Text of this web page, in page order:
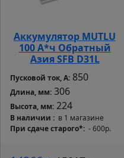
Аккумулятор MUTLU
100 А*ч Обратный
Азия SFB D31L
Пусковой ток, А: 850
Длина, мм: 306
Высота, мм: 224
В наличии
в 1 магазине
При сдаче старого* - 600р.